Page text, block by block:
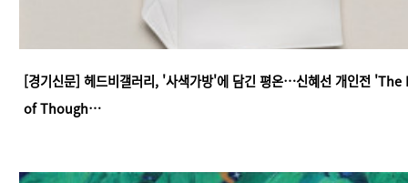
[경기신문] 헤드비갤러리, '사색가방'에 담긴 평온…신혜선 개인전
of Though…